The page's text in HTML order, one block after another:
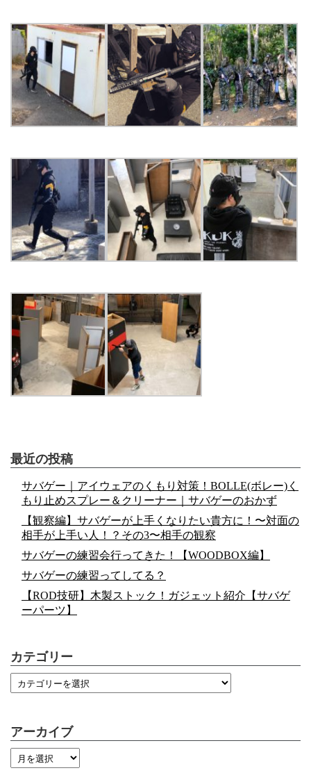
最近の投稿
サバゲー｜アイウェアのくもり対策！BOLLE(ボレー)く
もり止めスプレー＆クリーナー｜サバゲーのおかず
【観察編】サバゲーが上手くなりたい貴方に！〜対面の
相手が上手い人！？その3〜相手の観察
サバゲーの練習会行ってきた！【WOODBOX編】
サバゲーの練習ってしてる？
【ROD技研】木製ストック！ガジェット紹介【サバゲ
ーパーツ】
カテゴリー
アーカイブ